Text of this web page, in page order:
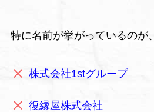
特に名前が挙がっているのが、
株式会社1stグループ
復縁屋株式会社